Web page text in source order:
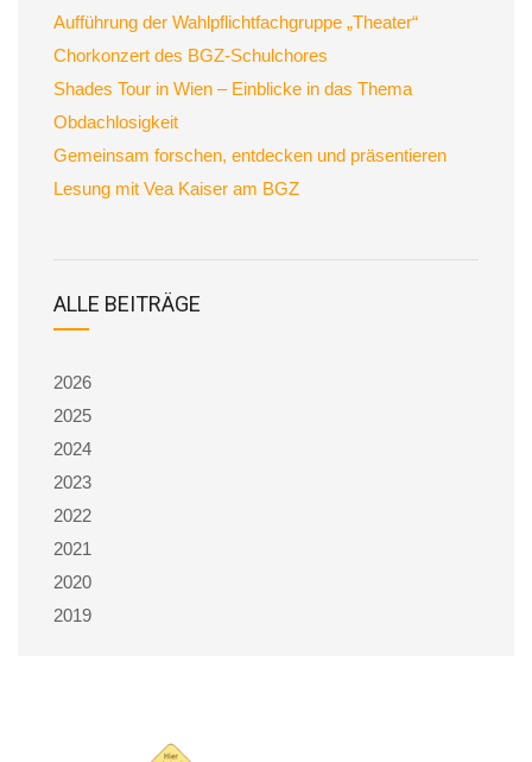
Aufführung der Wahlpflichtfachgruppe „Theater“
Chorkonzert des BGZ-Schulchores
Shades Tour in Wien – Einblicke in das Thema
Obdachlosigkeit
Gemeinsam forschen, entdecken und präsentieren
Lesung mit Vea Kaiser am BGZ
ALLE BEITRÄGE
2026
2025
2024
2023
2022
2021
2020
2019